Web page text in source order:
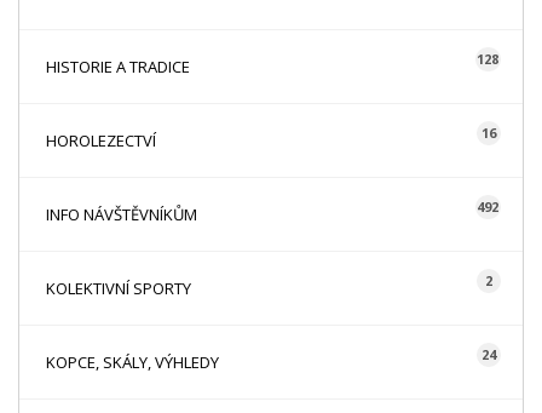
HISTORIE A TRADICE 128
HOROLEZECTVÍ 16
INFO NÁVŠTĚVNÍKŮM 492
KOLEKTIVNÍ SPORTY 2
KOPCE, SKÁLY, VÝHLEDY 24